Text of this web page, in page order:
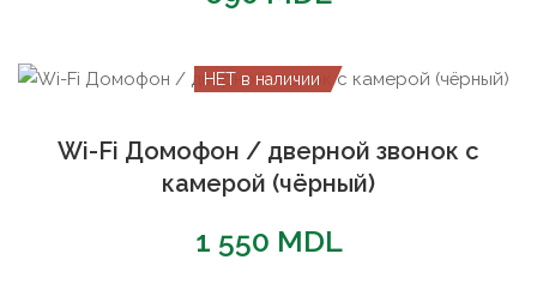
НЕТ в наличии
Wi-Fi Домофон / дверной звонок с
камерой (чёрный)
1 550 MDL